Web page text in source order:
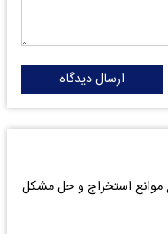
ارسال دیدگاه
موانع استخراج و حل مشکل